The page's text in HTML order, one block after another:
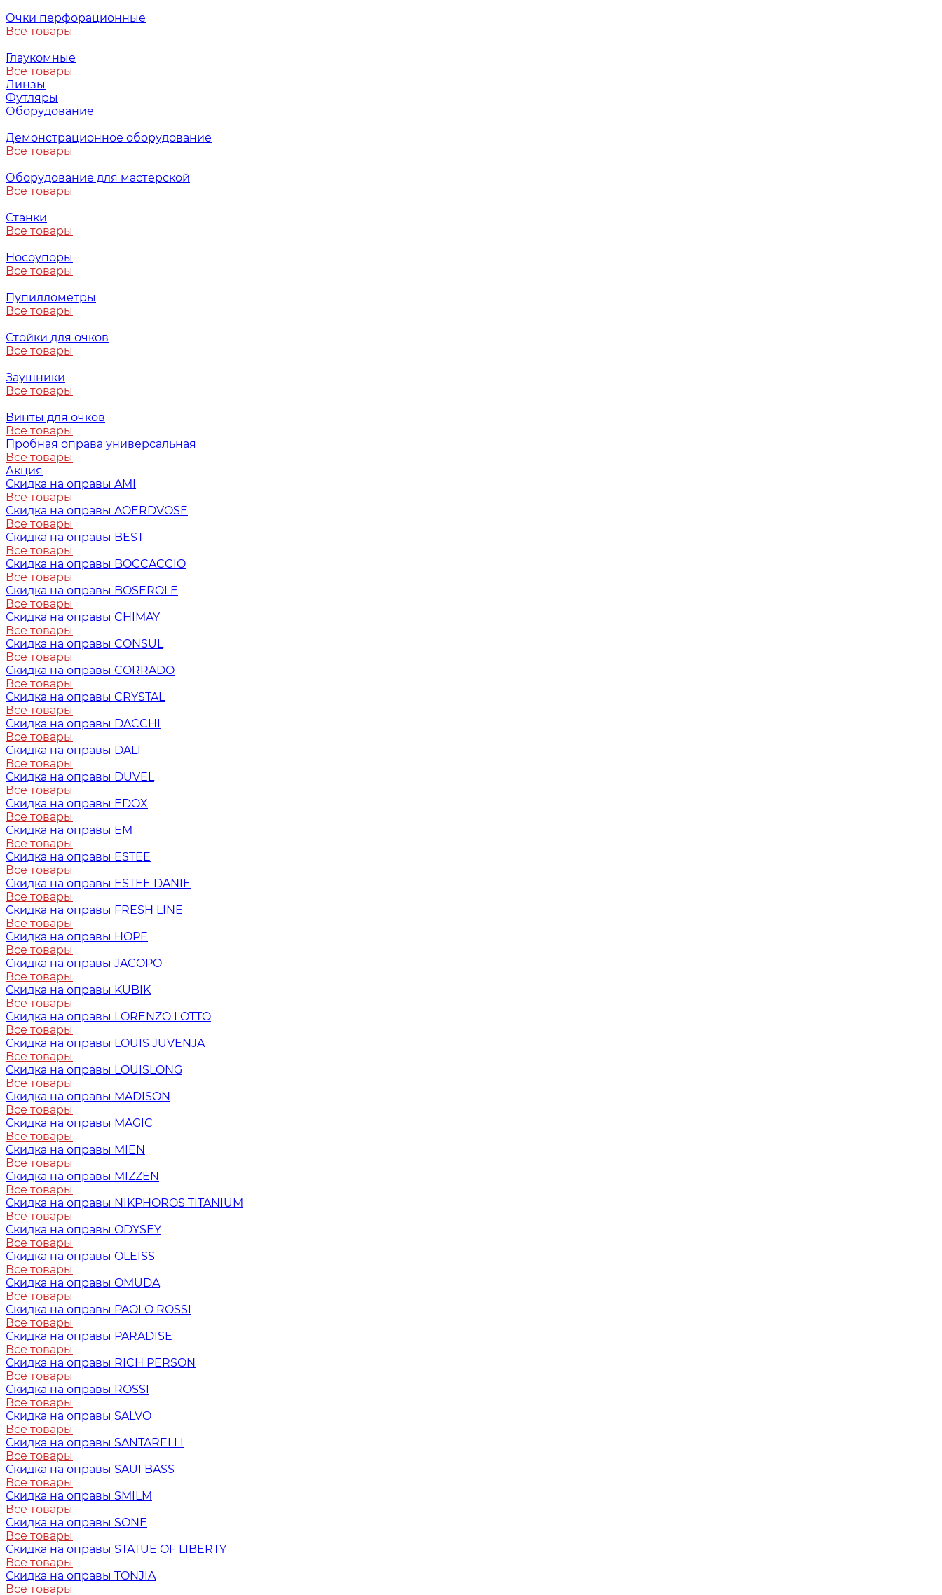
Очки перфорационные
Все товары
Глаукомные
Все товары
Линзы
Футляры
Оборудование
Демонстрационное оборудование
Все товары
Оборудование для мастерской
Все товары
Станки
Все товары
Носоупоры
Все товары
Пупиллометры
Все товары
Стойки для очков
Все товары
Заушники
Все товары
Винты для очков
Все товары
Пробная оправа универсальная
Все товары
Акция
Скидка на оправы AMI
Все товары
Скидка на оправы AOERDVOSE
Все товары
Скидка на оправы BEST
Все товары
Скидка на оправы BOCCACCIO
Все товары
Скидка на оправы BOSEROLE
Все товары
Скидка на оправы CHIMAY
Все товары
Скидка на оправы CONSUL
Все товары
Скидка на оправы CORRADO
Все товары
Скидка на оправы CRYSTAL
Все товары
Скидка на оправы DACCHI
Все товары
Скидка на оправы DALI
Все товары
Скидка на оправы DUVEL
Все товары
Скидка на оправы EDOX
Все товары
Скидка на оправы EM
Все товары
Скидка на оправы ESTEE
Все товары
Скидка на оправы ESTEE DANIE
Все товары
Скидка на оправы FRESH LINE
Все товары
Скидка на оправы HOPE
Все товары
Скидка на оправы JACOPO
Все товары
Скидка на оправы KUBIK
Все товары
Скидка на оправы LORENZO LOTTO
Все товары
Скидка на оправы LOUIS JUVENJA
Все товары
Скидка на оправы LOUISLONG
Все товары
Скидка на оправы MADISON
Все товары
Скидка на оправы MAGIC
Все товары
Скидка на оправы MIEN
Все товары
Скидка на оправы MIZZEN
Все товары
Скидка на оправы NIKPHOROS TITANIUM
Все товары
Скидка на оправы ODYSEY
Все товары
Скидка на оправы OLEISS
Все товары
Скидка на оправы OMUDA
Все товары
Скидка на оправы PAOLO ROSSI
Все товары
Скидка на оправы PARADISE
Все товары
Скидка на оправы RICH PERSON
Все товары
Скидка на оправы ROSSI
Все товары
Скидка на оправы SALVO
Все товары
Скидка на оправы SANTARELLI
Все товары
Скидка на оправы SAUI BASS
Все товары
Скидка на оправы SMILM
Все товары
Скидка на оправы SONE
Все товары
Скидка на оправы STATUE OF LIBERTY
Все товары
Скидка на оправы TONJIA
Все товары